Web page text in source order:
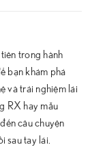
trong hành
bạn khám phá
và trải nghiệm lái
RX hay mẫu
câu chuyện
sau tay lái.